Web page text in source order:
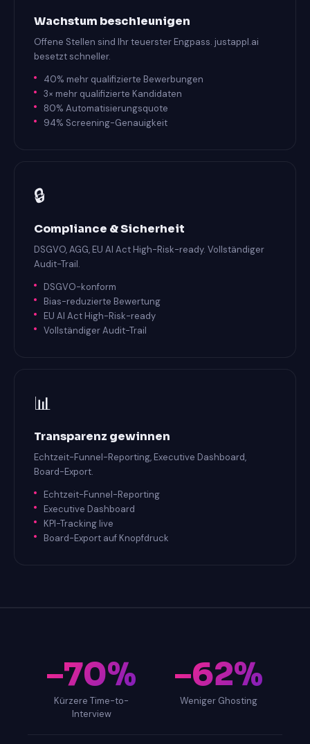
Wachstum beschleunigen
Offene Stellen sind Ihr teuerster Engpass. justappl.ai
besetzt schneller.
40% mehr qualifizierte Bewerbungen
3× mehr qualifizierte Kandidaten
80% Automatisierungsquote
94% Screening-Genauigkeit
🔒
Compliance & Sicherheit
DSGVO, AGG, EU AI Act High-Risk-ready. Vollständiger
Audit-Trail.
DSGVO-konform
Bias-reduzierte Bewertung
EU AI Act High-Risk-ready
Vollständiger Audit-Trail
📊
Transparenz gewinnen
Echtzeit-Funnel-Reporting, Executive Dashboard,
Board-Export.
Echtzeit-Funnel-Reporting
Executive Dashboard
KPI-Tracking live
Board-Export auf Knopfdruck
–70%
Kürzere Time-to-
Interview
–62%
Weniger Ghosting